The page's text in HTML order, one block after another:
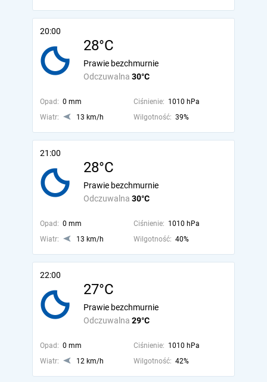
20:00
28°C
Odczuwalna 30°C
Prawie bezchmurnie
Opad: 0 mm Ciśnienie: 1010 hPa
Wiatr:
13 km/h Wilgotność: 39%
21:00
28°C
Odczuwalna 30°C
Prawie bezchmurnie
Opad: 0 mm Ciśnienie: 1010 hPa
Wiatr:
13 km/h Wilgotność: 40%
22:00
27°C
Odczuwalna 29°C
Prawie bezchmurnie
Opad: 0 mm Ciśnienie: 1010 hPa
Wiatr:
12 km/h Wilgotność: 42%